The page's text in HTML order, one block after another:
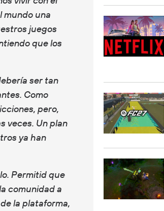
mundo una
juegos
que los
ser tan
Como
pero,
veces. Un plan
ya han
Permitid que
comunidad a
la plataforma,